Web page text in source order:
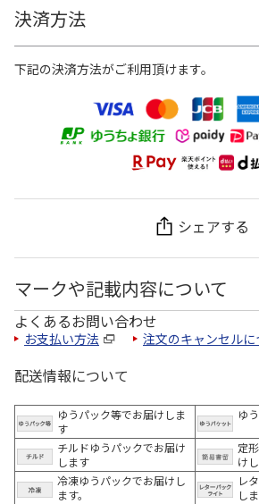
決済方法
下記の決済方法がご利用頂けます。
シェアする
マークや記載内容について
よくあるお問い合わせ
お支払い方法 注文のキャンセルに
配送情報について
ゆうパック等でお届けしま
す
ゆ
チルドゆうパックでお届け
します
定
け
冷凍ゆうパックでお届けし
ます。
レ
し